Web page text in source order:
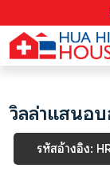
วิลล่าแสนอ
รหัสอ้างอิง: